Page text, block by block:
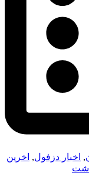
دزفول, اخرین